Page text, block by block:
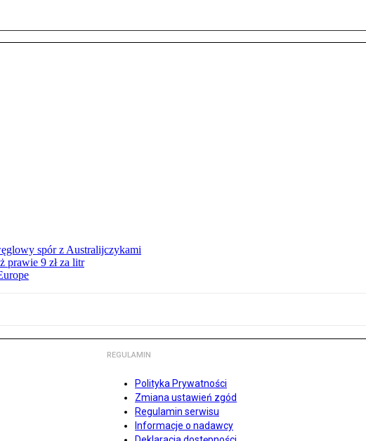
spór z Australijczykami
prawie 9 zł za litr
REGULAMIN
Polityka Prywatności
Zmiana ustawień zgód
Regulamin serwisu
Informacje o nadawcy